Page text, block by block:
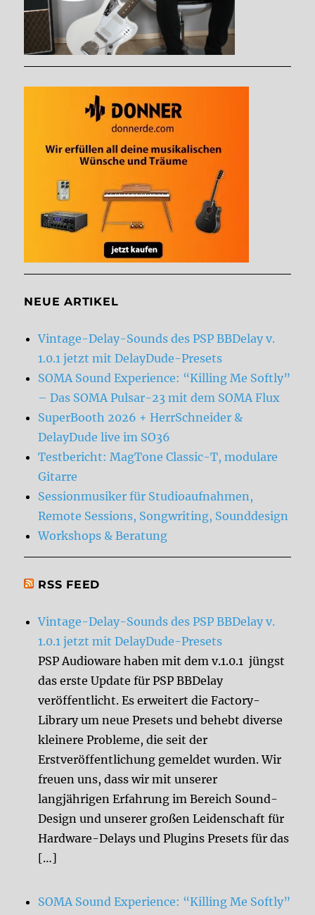
NEUE ARTIKEL
Vintage-Delay-Sounds des PSP BBDelay v.
1.0.1 jetzt mit DelayDude-Presets
SOMA Sound Experience: “Killing Me Softly”
– Das SOMA Pulsar-23 mit dem SOMA Flux
SuperBooth 2026 + HerrSchneider &
DelayDude live im SO36
Testbericht: MagTone Classic-T, modulare
Gitarre
Sessionmusiker für Studioaufnahmen,
Remote Sessions, Songwriting, Sounddesign
Workshops & Beratung
RSS FEED
Vintage-Delay-Sounds des PSP BBDelay v.
1.0.1 jetzt mit DelayDude-Presets
PSP Audioware haben mit dem v.1.0.1 jüngst
das erste Update für PSP BBDelay
veröffentlicht. Es erweitert die Factory-
Library um neue Presets und behebt diverse
kleinere Probleme, die seit der
Erstveröffentlichung gemeldet wurden. Wir
freuen uns, dass wir mit unserer
langjährigen Erfahrung im Bereich Sound-
Design und unserer großen Leidenschaft für
Hardware-Delays und Plugins Presets für das
[…]
SOMA Sound Experience: “Killing Me Softly”